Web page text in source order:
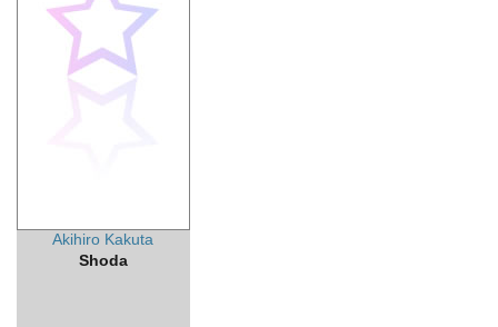
Akihiro Kakuta
Shoda